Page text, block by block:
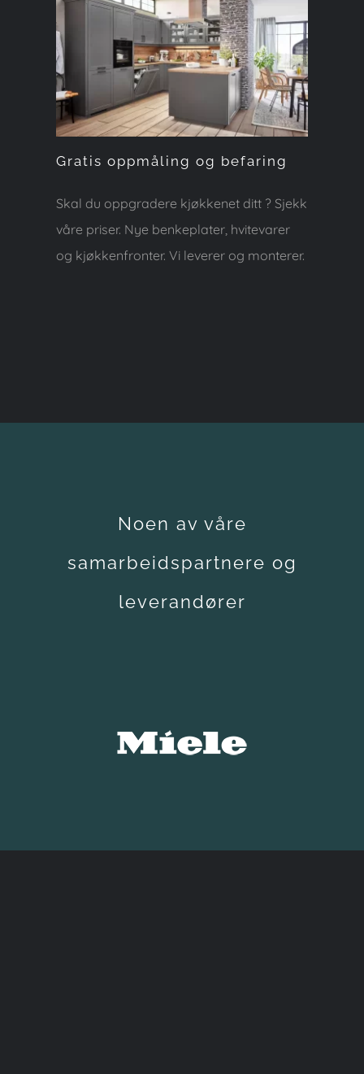
Gratis oppmåling og
befaring
Gratis oppmåling og befaring
Skal du oppgradere kjøkkenet ditt ? Sjekk
våre priser. Nye benkeplater, hvitevarer
og kjøkkenfronter. Vi leverer og monterer.
Noen av våre
samarbeidspartnere og
leverandører